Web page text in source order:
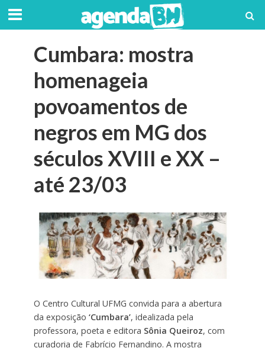
Cumbara: mostra
homenageia
povoamentos de
negros em MG dos
séculos XVIII e XX –
até 23/03
O Centro Cultural UFMG convida para a abertura
da exposição ‘Cumbara’, idealizada pela
professora, poeta e editora Sônia Queiroz, com
curadoria de Fabrício Fernandino. A mostra